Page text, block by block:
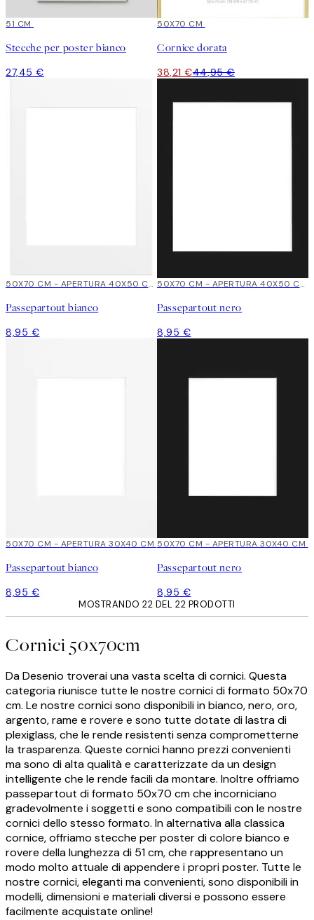
51 CM
Stecche per poster bianco
27,45 €
15%*
50X70 CM
Cornice dorata
38,21 €44,95 €
50X70 CM - APERTURA 40X50 CM
Passepartout bianco
8,95 €
50X70 CM - APERTURA 40X50 CM
Passepartout nero
8,95 €
50X70 CM - APERTURA 30X40 CM
Passepartout bianco
8,95 €
50X70 CM - APERTURA 30X40 CM
Passepartout nero
8,95 €
MOSTRANDO 22 DEL 22 PRODOTTI
Cornici 50x70cm
Da Desenio troverai una vasta scelta di cornici. Questa
categoria riunisce tutte le nostre cornici di formato 50x70
cm. Le nostre cornici sono disponibili in bianco, nero, oro,
argento, rame e rovere e sono tutte dotate di lastra di
plexiglass, che le rende resistenti senza comprometterne
la trasparenza. Queste cornici hanno prezzi convenienti
ma sono di alta qualità e caratterizzate da un design
intelligente che le rende facili da montare. Inoltre offriamo
passepartout di formato 50x70 cm che incorniciano
gradevolmente i soggetti e sono compatibili con le nostre
cornici dello stesso formato. In alternativa alla classica
cornice, offriamo stecche per poster di colore bianco e
rovere della lunghezza di 51 cm, che rappresentano un
modo molto attuale di appendere i propri poster. Tutte le
nostre cornici, eleganti ma convenienti, sono disponibili in
modelli, dimensioni e materiali diversi e possono essere
facilmente acquistate online!